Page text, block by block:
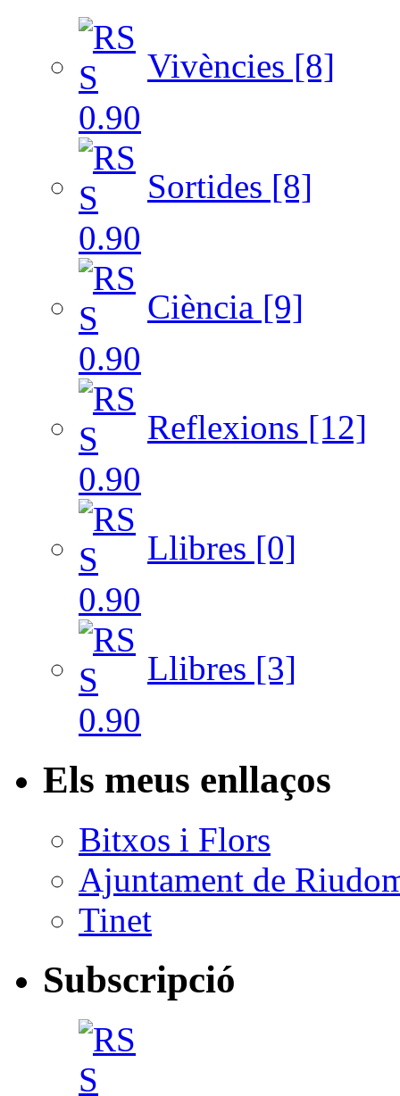
Vivències [8]
Sortides [8]
Ciència [9]
Reflexions [12]
Llibres [0]
Llibres [3]
Els meus enllaços
Bitxos i Flors
Ajuntament de
Tinet
Subscripció